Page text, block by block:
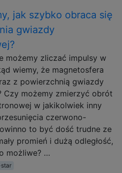
jak szybko obraca się
gwiazdy
możemy zliczać impulsy w
wiemy, że magnetosfera
z powierzchnią gwiazdy
Czy możemy zmierzyć obrót
w jakikolwiek inny
czerwono-
to być dość trudne ze
promień i dużą odległość,
możliwe? …